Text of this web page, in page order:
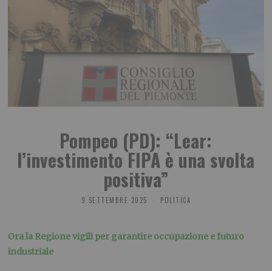
Pompeo (PD): “Lear:
l’investimento FIPA è una svolta
positiva”
9 SETTEMBRE 2025 POLITICA
Ora la Regione vigili per garantire occupazione e futuro
industriale